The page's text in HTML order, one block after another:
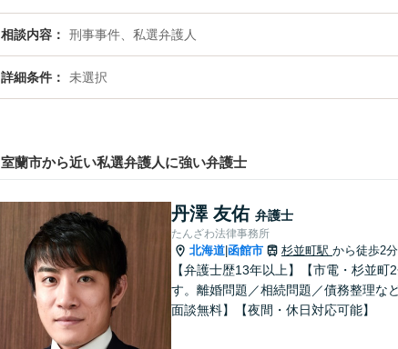
相談内容 刑事事件、私選弁護人
詳細条件 未選択
室蘭市から近い私選弁護人に強い弁護士
丹澤 友佑 弁護士
たんざわ法律事務所
北海道 函館市 杉並町駅 から徒歩2分
【弁護士歴13年以上】【市電・杉並
す。離婚問題／相続問題／債務整理な
面談無料】【夜間・休日対応可能】